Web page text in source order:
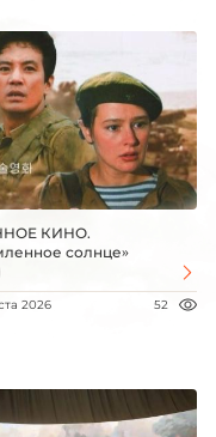
КИНО.
солнце»
2026 52